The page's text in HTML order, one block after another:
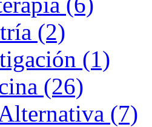
(2)
(1)
(26)
(7)